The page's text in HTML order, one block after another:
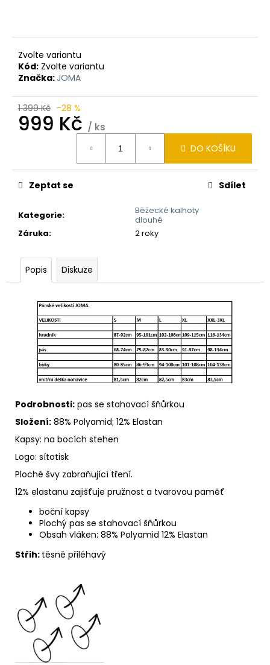
Zvolte variantu
Kód: Zvolte variantu
Značka:JOMA
1 399 Kč –28 %
999 Kč / ks
DO KOŠÍKU
Kategorie:
Běžecké kalhoty
dlouhé
Záruka: 2 roky
Zeptat se Sdílet
Popis Diskuze
Podrobnosti: pas se stahovací šňůrkou
Složení: 88% Polyamid; 12% Elastan
Kapsy: na bocích stehen
Logo: sítotisk
Ploché švy zabraňující tření.
12% elastanu zajišťuje pružnost a tvarovou paměť
boční kapsy
Plochý pas se stahovací šňůrkou
Obsah vláken: 88% Polyamid 12% Elastan
Střih: těsně přiléhavý